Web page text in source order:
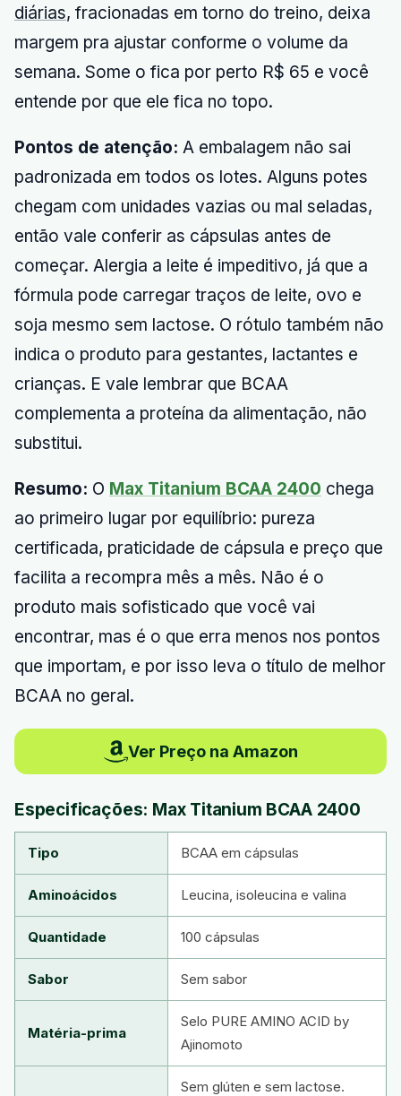
diárias, fracionadas em torno do treino, deixa
margem pra ajustar conforme o volume da
semana. Some o fica por perto R$ 65 e você
entende por que ele fica no topo.
Pontos de atenção: A embalagem não sai
padronizada em todos os lotes. Alguns potes
chegam com unidades vazias ou mal seladas,
então vale conferir as cápsulas antes de
começar. Alergia a leite é impeditivo, já que a
fórmula pode carregar traços de leite, ovo e
soja mesmo sem lactose. O rótulo também não
indica o produto para gestantes, lactantes e
crianças. E vale lembrar que BCAA
complementa a proteína da alimentação, não
substitui.
Resumo: O Max Titanium BCAA 2400 chega
ao primeiro lugar por equilíbrio: pureza
certificada, praticidade de cápsula e preço que
facilita a recompra mês a mês. Não é o
produto mais sofisticado que você vai
encontrar, mas é o que erra menos nos pontos
que importam, e por isso leva o título de melhor
BCAA no geral.
Ver Preço na Amazon
Especificações: Max Titanium BCAA 2400
Tipo BCAA em cápsulas
Aminoácidos Leucina, isoleucina e valina
Quantidade 100 cápsulas
Sabor Sem sabor
Matéria-prima
Selo PURE AMINO ACID by
Ajinomoto
Sem glúten e sem lactose.